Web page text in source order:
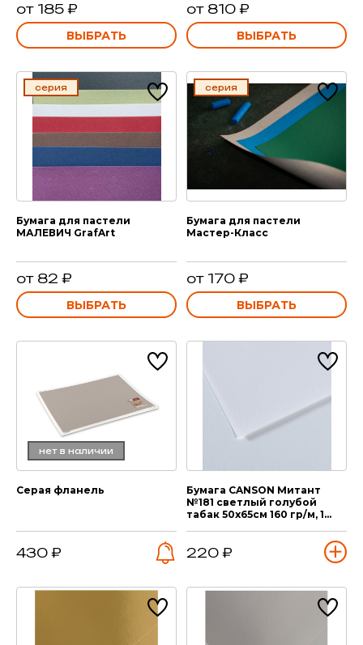
от 185 ₽
ВЫБРАТЬ
от 810 ₽
ВЫБРАТЬ
серия
Бумага для пастели
МАЛЕВИЧ GrafArt
от 82 ₽
ВЫБРАТЬ
серия
Бумага для пастели
Мастер-Класс
от 170 ₽
ВЫБРАТЬ
нет в наличии
Серая фланель
430 ₽
Бумага CANSON Митант
№181 светлый голубой
табак 50х65см 160 гр/м, 1
220 ₽